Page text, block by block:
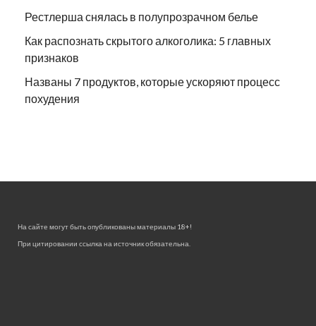
Рестлерша снялась в полупрозрачном белье
Как распознать скрытого алкоголика: 5 главных
признаков
Названы 7 продуктов, которые ускоряют процесс
похудения
На сайте могут быть опубликованы материалы 18+!
При цитировании ссылка на источник обязательна.